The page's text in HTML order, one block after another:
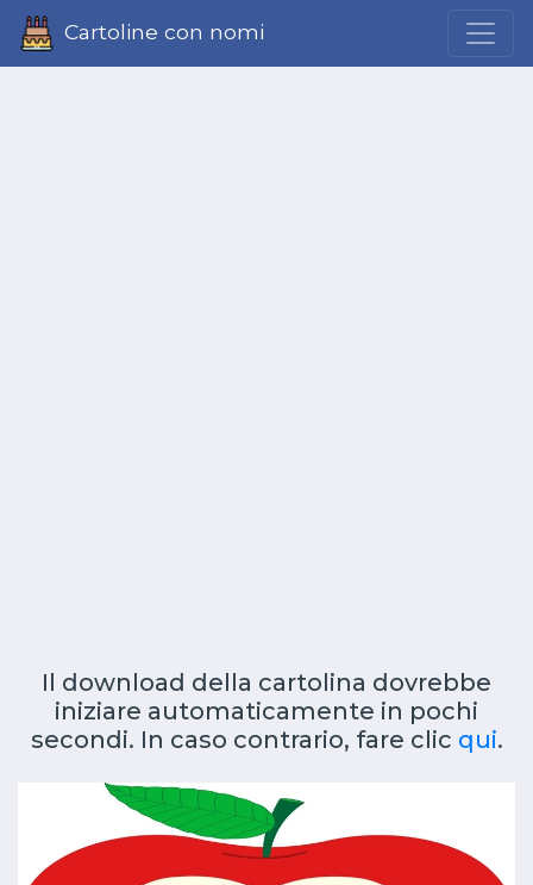
Cartoline con nomi
Il download della cartolina dovrebbe
iniziare automaticamente in pochi
secondi. In caso contrario, fare clic qui.